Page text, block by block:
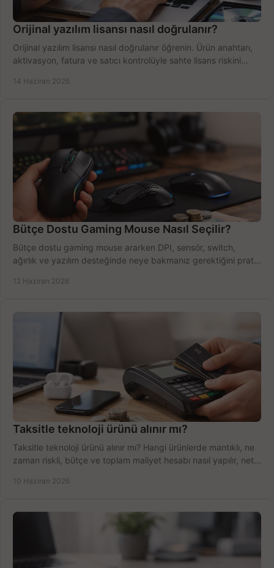
Orijinal yazılım lisansı nasıl doğrulanır?
Orijinal yazılım lisansı nasıl doğrulanır öğrenin. Ürün anahtarı,
aktivasyon, fatura ve satıcı kontrolüyle sahte lisans riskini
14 Haziran 2026
Bütçe Dostu Gaming Mouse Nasıl Seçilir?
Bütçe dostu gaming mouse ararken DPI, sensör, switch,
ağırlık ve yazılım desteğinde neye bakmanız gerektiğini pratik
12 Haziran 2026
Taksitle teknoloji ürünü alınır mı?
Taksitle teknoloji ürünü alınır mı? Hangi ürünlerde mantıklı, ne
zaman riskli, bütçe ve toplam maliyet hesabı nasıl yapılır, net
10 Haziran 2026